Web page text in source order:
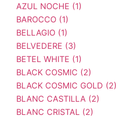
AZUL NOCHE (1)
BAROCCO (1)
BELLAGIO (1)
BELVEDERE (3)
BETEL WHITE (1)
BLACK COSMIC (2)
BLACK COSMIC GOLD (2)
BLANC CASTILLA (2)
BLANC CRISTAL (2)